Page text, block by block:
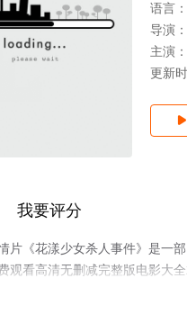
语言：
导演：
主演：
更新

我要评分
片《花漾少女杀人事件》是一
观看高清无删减完整版电影大